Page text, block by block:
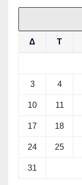
Δ Τ
3 4
10 11
17 18
24 25
31